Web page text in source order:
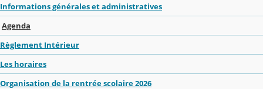
Informations générales et administratives
Agenda
Règlement Intérieur
Les horaires
Organisation de la rentrée scolaire 2026